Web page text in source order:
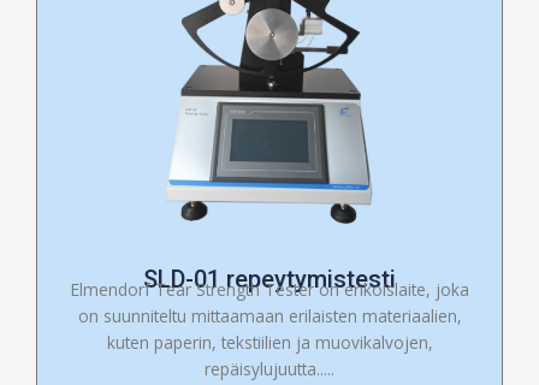
SLD-01 repeytymistesti
Elmendorf Tear Strength Tester on erikoislaite, joka
on suunniteltu mittaamaan erilaisten materiaalien,
kuten paperin, tekstiilien ja muovikalvojen,
repäisylujuutta.....